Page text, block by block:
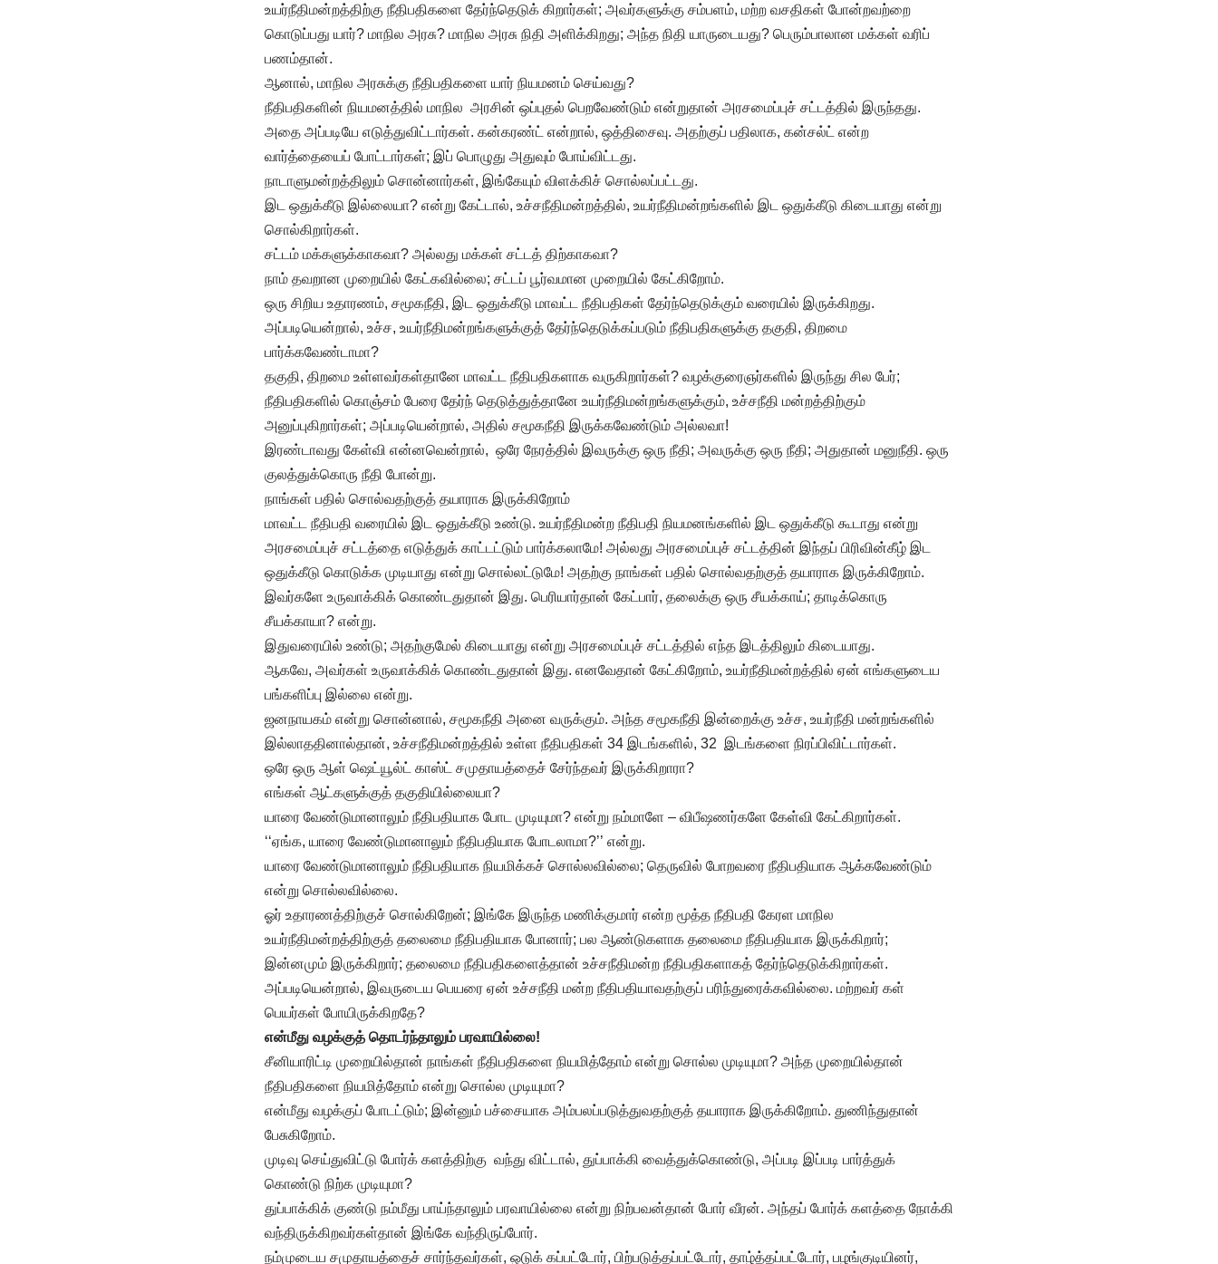
உயர்நீதிமன்றத்திற்கு நீதிபதிகளை தேர்ந்தெடுக் கிறார்கள்; அவர்களுக்கு சம்பளம், மற்ற வசதிகள் போன்றவற்றை
கொடுப்பது யார்? மாநில அரசு? மாநில அரசு நிதி அளிக்கிறது; அந்த நிதி யாருடையது? பெரும்பாலான மக்கள் வரிப்
பணம்தான்.
ஆனால், மாநில அரசுக்கு நீதிபதிகளை யார் நியமனம் செய்வது?
நீதிபதிகளின் நியமனத்தில் மாநில அரசின் ஒப்புதல் பெறவேண்டும் என்றுதான் அரசமைப்புச் சட்டத்தில் இருந்தது.
அதை அப்படியே எடுத்துவிட்டார்கள். கன்கரண்ட் என்றால், ஒத்திசைவு. அதற்குப் பதிலாக, கன்சல்ட் என்ற
வார்த்தையைப் போட்டார்கள்; இப் பொழுது அதுவும் போய்விட்டது.
நாடாளுமன்றத்திலும் சொன்னார்கள், இங்கேயும் விளக்கிச் சொல்லப்பட்டது.
இட ஒதுக்கீடு இல்லையா? என்று கேட்டால், உச்சநீதிமன்றத்தில், உயர்நீதிமன்றங்களில் இட ஒதுக்கீடு கிடையாது என்று
சொல்கிறார்கள்.
சட்டம் மக்களுக்காகவா? அல்லது மக்கள் சட்டத் திற்காகவா?
நாம் தவறான முறையில் கேட்கவில்லை; சட்டப் பூர்வமான முறையில் கேட்கிறோம்.
ஒரு சிறிய உதாரணம், சமூகநீதி, இட ஒதுக்கீடு மாவட்ட நீதிபதிகள் தேர்ந்தெடுக்கும் வரையில் இருக்கிறது.
அப்படியென்றால், உச்ச, உயர்நீதிமன்றங்களுக்குத் தேர்ந்தெடுக்கப்படும் நீதிபதிகளுக்கு தகுதி, திறமை
பார்க்கவேண்டாமா?
தகுதி, திறமை உள்ளவர்கள்தானே மாவட்ட நீதிபதிகளாக வருகிறார்கள்? வழக்குரைஞர்களில் இருந்து சில பேர்;
நீதிபதிகளில் கொஞ்சம் பேரை தேர்ந் தெடுத்துத்தானே உயர்நீதிமன்றங்களுக்கும், உச்சநீதி மன்றத்திற்கும்
அனுப்புகிறார்கள்; அப்படியென்றால், அதில் சமூகநீதி இருக்கவேண்டும் அல்லவா!
இரண்டாவது கேள்வி என்னவென்றால், ஒரே நேரத்தில் இவருக்கு ஒரு நீதி; அவருக்கு ஒரு நீதி; அதுதான் மனுநீதி. ஒரு
குலத்துக்கொரு நீதி போன்று.
நாங்கள் பதில் சொல்வதற்குத் தயாராக இருக்கிறோம்
மாவட்ட நீதிபதி வரையில் இட ஒதுக்கீடு உண்டு. உயர்நீதிமன்ற நீதிபதி நியமனங்களில் இட ஒதுக்கீடு கூடாது என்று
அரசமைப்புச் சட்டத்தை எடுத்துக் காட்டட்டும் பார்க்கலாமே! அல்லது அரசமைப்புச் சட்டத்தின் இந்தப் பிரிவின்கீழ் இட
ஒதுக்கீடு கொடுக்க முடியாது என்று சொல்லட்டுமே! அதற்கு நாங்கள் பதில் சொல்வதற்குத் தயாராக இருக்கிறோம்.
இவர்களே உருவாக்கிக் கொண்டதுதான் இது. பெரியார்தான் கேட்பார், தலைக்கு ஒரு சீயக்காய்; தாடிக்கொரு
சீயக்காயா? என்று.
இதுவரையில் உண்டு; அதற்குமேல் கிடையாது என்று அரசமைப்புச் சட்டத்தில் எந்த இடத்திலும் கிடையாது.
ஆகவே, அவர்கள் உருவாக்கிக் கொண்டதுதான் இது. எனவேதான் கேட்கிறோம், உயர்நீதிமன்றத்தில் ஏன் எங்களுடைய
பங்களிப்பு இல்லை என்று.
ஜனநாயகம் என்று சொன்னால், சமூகநீதி அனை வருக்கும். அந்த சமூகநீதி இன்றைக்கு உச்ச, உயர்நீதி மன்றங்களில்
இல்லாததினால்தான், உச்சநீதிமன்றத்தில் உள்ள நீதிபதிகள் 34 இடங்களில், 32 இடங்களை நிரப்பிவிட்டார்கள்.
ஒரே ஒரு ஆள் ஷெட்யூல்ட் காஸ்ட் சமுதாயத்தைச் சேர்ந்தவர் இருக்கிறாரா?
எங்கள் ஆட்களுக்குத் தகுதியில்லையா?
யாரை வேண்டுமானாலும் நீதிபதியாக போட முடியுமா? என்று நம்மாளே – விபீஷணர்களே கேள்வி கேட்கிறார்கள்.
‘‘ஏங்க, யாரை வேண்டுமானாலும் நீதிபதியாக போடலாமா?’’ என்று.
யாரை வேண்டுமானாலும் நீதிபதியாக நியமிக்கச் சொல்லவில்லை; தெருவில் போறவரை நீதிபதியாக ஆக்கவேண்டும்
என்று சொல்லவில்லை.
ஓர் உதாரணத்திற்குச் சொல்கிறேன்; இங்கே இருந்த மணிக்குமார் என்ற மூத்த நீதிபதி கேரள மாநில
உயர்நீதிமன்றத்திற்குத் தலைமை நீதிபதியாக போனார்; பல ஆண்டுகளாக தலைமை நீதிபதியாக இருக்கிறார்;
இன்னமும் இருக்கிறார்; தலைமை நீதிபதிகளைத்தான் உச்சநீதிமன்ற நீதிபதிகளாகத் தேர்ந்தெடுக்கிறார்கள்.
அப்படியென்றால், இவருடைய பெயரை ஏன் உச்சநீதி மன்ற நீதிபதியாவதற்குப் பரிந்துரைக்கவில்லை. மற்றவர் கள்
பெயர்கள் போயிருக்கிறதே?
என்மீது வழக்குத் தொடர்ந்தாலும் பரவாயில்லை!
சீனியாரிட்டி முறையில்தான் நாங்கள் நீதிபதிகளை நியமித்தோம் என்று சொல்ல முடியுமா? அந்த முறையில்தான்
நீதிபதிகளை நியமித்தோம் என்று சொல்ல முடியுமா?
என்மீது வழக்குப் போடட்டும்; இன்னும் பச்சையாக அம்பலப்படுத்துவதற்குத் தயாராக இருக்கிறோம். துணிந்துதான்
பேசுகிறோம்.
முடிவு செய்துவிட்டு போர்க் களத்திற்கு வந்து விட்டால், துப்பாக்கி வைத்துக்கொண்டு, அப்படி இப்படி பார்த்துக்
கொண்டு நிற்க முடியுமா?
துப்பாக்கிக் குண்டு நம்மீது பாய்ந்தாலும் பரவாயில்லை என்று நிற்பவன்தான் போர் வீரன். அந்தப் போர்க் களத்தை நோக்கி
வந்திருக்கிறவர்கள்தான் இங்கே வந்திருப்போர்.
நம்முடைய சமுதாயத்தைச் சார்ந்தவர்கள், ஒடுக் கப்பட்டோர், பிற்படுத்தப்பட்டோர், தாழ்த்தப்பட்டோர், பழங்குடியினர்,